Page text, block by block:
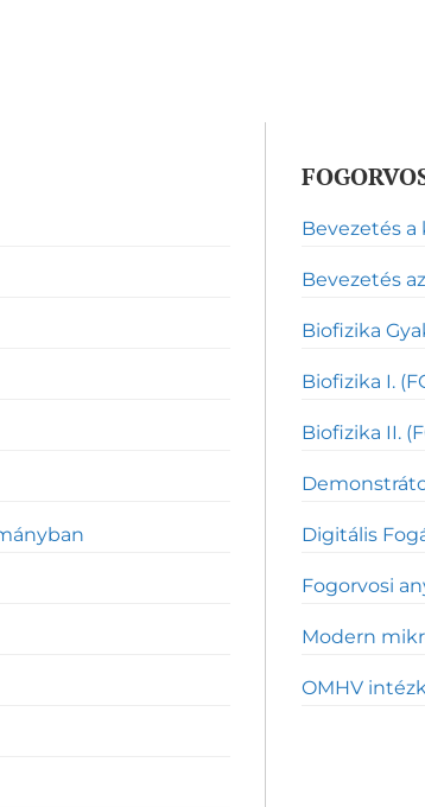
Bevezetés a
Bevezetés
Biofizika
Biofizika I.
Biofizika II.
Digitális
Fogorvosi
Modern
OMHV